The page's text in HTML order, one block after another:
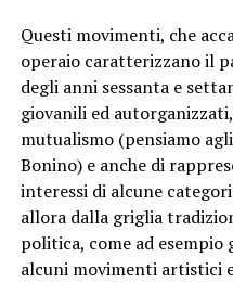
Questi movimenti, che
operaio caratterizzano il
degli anni sessanta e
giovanili ed
mutualismo (pensiamo
Bonino) e anche di
interessi di alcune
allora dalla griglia
politica, come ad
alcuni movimenti artistici